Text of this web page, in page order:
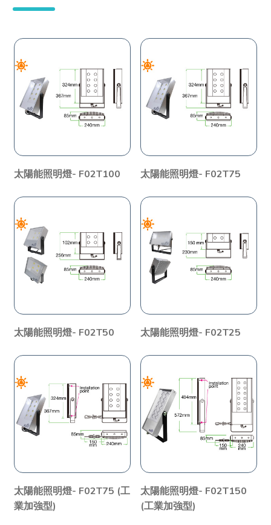
太陽能照明燈- F02T100 太陽能照明燈- F02T75
太陽能照明燈- F02T50 太陽能照明燈- F02T25
太陽能照明燈- F02T75 (工
業加強型)
太陽能照明燈- F02T150
(工業加強型)